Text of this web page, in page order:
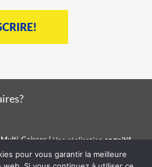
Multi-Caisses|Une réalisationcognitif
pour vous garantir la meilleure